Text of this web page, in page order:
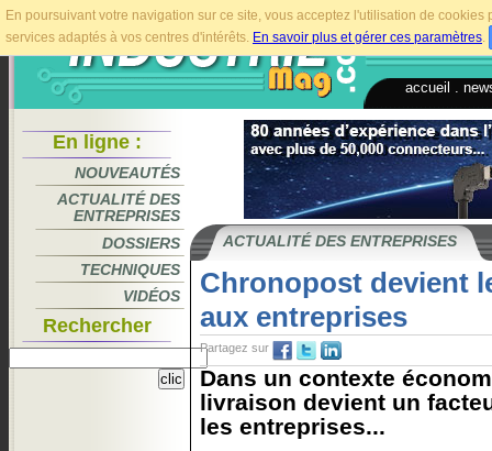
En poursuivant votre navigation sur ce site, vous acceptez l'utilisation de
services adaptés à vos centres d'intérêts. En savoir plus et gérer ces paramètres.
accueil
En ligne :
NOUVEAUTÉS
ACTUALITÉ DES
ENTREPRISES
DOSSIERS
TECHNIQUES
VIDÉOS
Rechercher
ACTUALITÉ DES ENTREPRISES
Chronopost devient
aux entreprises
Partagez sur
Dans un contexte
livraison devient un
les entreprises...